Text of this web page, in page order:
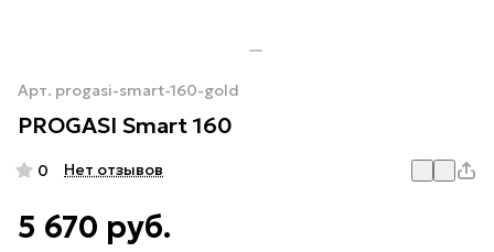
Арт. progasi-smart-160-gold
PROGASI Smart 160
0 Нет отзывов
5 670 руб.